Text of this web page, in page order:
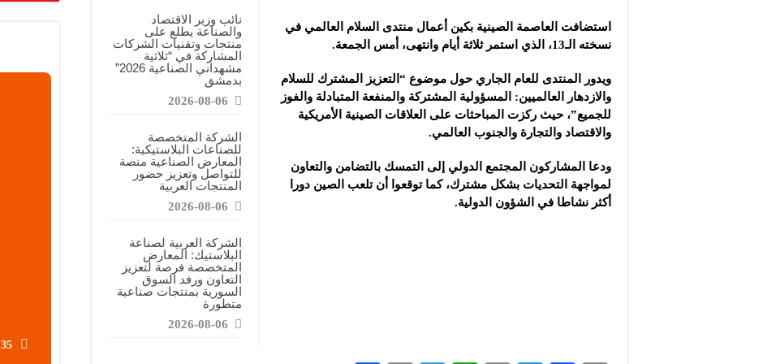
شركة “كاربوباتش”: المعرض منصة لتعزيز الشراكات ودعم الصناعات البلاستيكية السورية
شركة “جالكسي أوتوميشن”: المعارض المتخصصة تساهم في دعم الصناعة السورية وتعزيز حضور المنتجات المحلية
نائب وزير الاقتصاد
والصناعة يطلع على
منتجات وتقنيات الشركات
المشاركة في “ثلاثية
مشهداني الصناعية 2026”
بدمشق
2026-08-06
الشركة المتخصصة
للصناعات البلاستيكية:
المعارض الصناعية منصة
للتواصل وتعزيز حضور
المنتجات العربية
2026-08-06
الشركة العربية لصناعة
البلاستيك: المعارض
المتخصصة فرصة لتعزيز
التعاون ورفد السوق
السورية بمنتجات صناعية
متطورة
2026-08-06
استضافت العاصمة الصينية بكين أعمال منتدى السلام العالمي في
نسخته الـ13، الذي استمر ثلاثة أيام وانتهى، أمس الجمعة.
ويدور المنتدى للعام الجاري حول موضوع “التعزيز المشترك للسلام
والازدهار العالميين: المسؤولية المشتركة والمنفعة المتبادلة والفوز
للجميع”، حيث ركزت المباحثات على العلاقات الصينية الأمريكية
والاقتصاد والتجارة والجنوب العالمي.
ودعا المشاركون المجتمع الدولي إلى التمسك بالتضامن والتعاون
لمواجهة التحديات بشكل مشترك، كما توقعوا أن تلعب الصين دورا
أكثر نشاطا في الشؤون الدولية.
35 %